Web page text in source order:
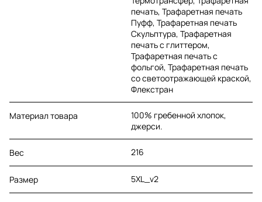
печать, Трафаретная печать
Пуфф, Трафаретная печать
Скульптура, Трафаретная
печать с глиттером,
Трафаретная печать с
фольгой, Трафаретная печать
со светоотражающей краской,
Флекстран
Материал товара
100% гребенной хлопок,
джерси.
Вес 216
Размер 5XL_v2